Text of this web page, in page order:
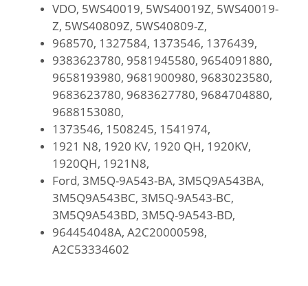
VDO, 5WS40019, 5WS40019Z, 5WS40019-
Z, 5WS40809Z, 5WS40809-Z,
968570, 1327584, 1373546, 1376439,
9383623780, 9581945580, 9654091880,
9658193980, 9681900980, 9683023580,
9683623780, 9683627780, 9684704880,
9688153080,
1373546, 1508245, 1541974,
1921 N8, 1920 KV, 1920 QH, 1920KV,
1920QH, 1921N8,
Ford, 3M5Q-9A543-BA, 3M5Q9A543BA,
3M5Q9A543BC, 3M5Q-9A543-BC,
3M5Q9A543BD, 3M5Q-9A543-BD,
964454048A, A2C20000598,
A2C53334602